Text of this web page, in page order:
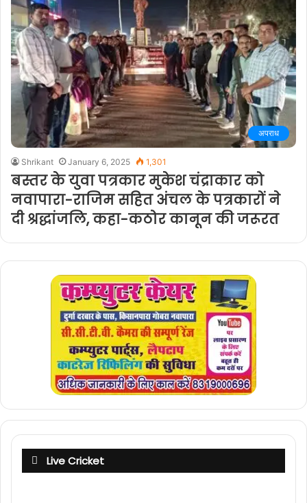
अपराध
Shrikant January 6, 2025 1,301
बस्तर के युवा पत्रकार मुकेश चंद्राकार को
नवापारा-राजिम सहित अंचल के पत्रकारों ने
दी श्रद्धांजलि, कहा-कठोर कानून की जरूरत
Live Cricket